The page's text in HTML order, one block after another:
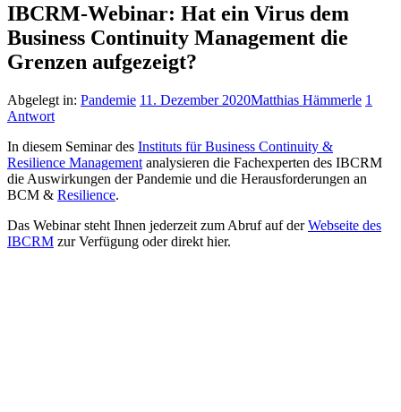
IBCRM-Webinar: Hat ein Virus dem
Business Continuity Management die
Grenzen aufgezeigt?
Abgelegt in: Pandemie 11. Dezember 2020Matthias Hämmerle 1
Antwort
In diesem Seminar des Instituts für Business Continuity &
Resilience Management analysieren die Fachexperten des IBCRM
die Auswirkungen der Pandemie und die Herausforderungen an
BCM & Resilience.
Das Webinar steht Ihnen jederzeit zum Abruf auf derWebseite des
IBCRM zur Verfügung oder direkt hier.